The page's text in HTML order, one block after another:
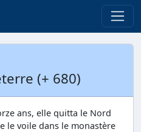
(+ 680)
ans, elle quitta le Nord
le voile dans le monastère